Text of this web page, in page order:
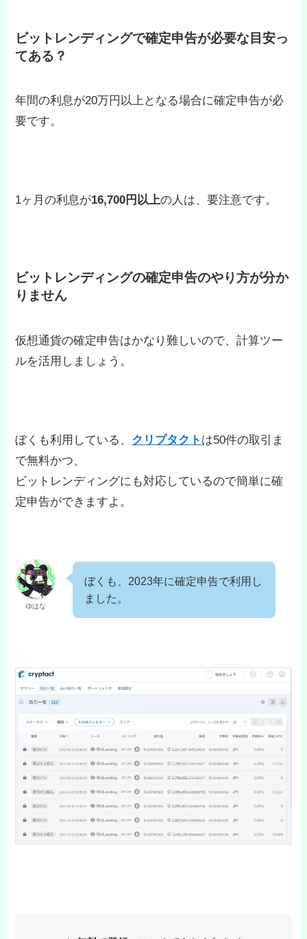
ビットレンディングで確定申告が必要な目安っ
てある？
年間の利息が20万円以上となる場合に確定申告が必
要です。
1ヶ月の利息が16,700円以上の人は、要注意です。
ビットレンディングの確定申告のやり方が分か
りません
仮想通貨の確定申告はかなり難しいので、計算ツー
ルを活用しましょう。
ぼくも利用している、 クリプタクト は50件の取引ま
で無料かつ、
ビットレンディングにも対応しているので簡単に確
定申告ができますよ。
ゆはな
ぼくも、2023年に確定申告で利用し
ました。